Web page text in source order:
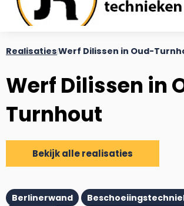
RealisatiesWerf Dilissen in Oud-
Werf Dilissen in
Turnhout
Bekijk alle realisaties
Berlinerwand